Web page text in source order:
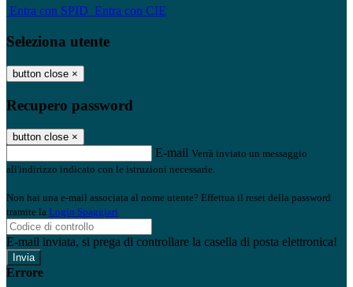
Entra con SPID Entra con CIE
Seleziona utente
button close ×
Recupero password
button close ×
E-mail Verrà inviato un messaggio
all'indirizzo indicato con le istruzioni necessarie.
Non hai una e-mail associata al nome utente? Effettua il reset della password
tramite la Login Spaggiari
E-mail inviata, si prega di controllare la casella di posta elettronica!
Errore